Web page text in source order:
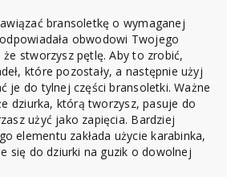
bransoletkę o wymaganej
obwodowi Twojego
stworzysz pętlę. Aby to zrobić,
które pozostały, a następnie użyj
je do tylnej części bransoletki. Ważne
dziurka, którą tworzysz, pasuje do
użyć jako zapięcia. Bardziej
elementu zakłada użycie karabinka,
się do dziurki na guzik o dowolnej